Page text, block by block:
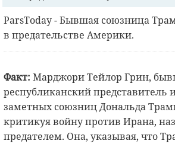
ParsToday - Бывшая союзница
в предательстве Америки.
Факт: Марджори Тейлор Грин,
республиканский представитель
заметных союзниц Дональда
критикуя войну против Ирана,
предателем. Она, указывая, что